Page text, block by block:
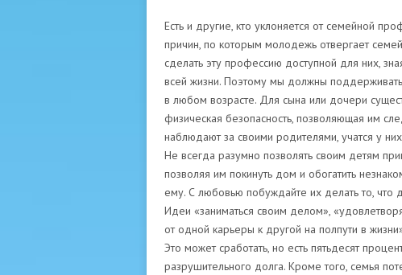
Есть и другие, кто уклоняется от семейной
причин, по которым молодежь отвергает
сделать эту профессию доступной для них,
всей жизни. Поэтому мы должны
в любом возрасте. Для сына или дочери
физическая безопасность, позволяющая им
наблюдают за своими родителями, учатся у
Не всегда разумно позволять своим детям
позволяя им покинуть дом и обогатить
ему. С любовью побуждайте их делать то, что
Идеи «заниматься своим делом»,
от одной карьеры к другой на полпути в
Это может сработать, но есть пятьдесят
разрушительного долга. Кроме того, семья